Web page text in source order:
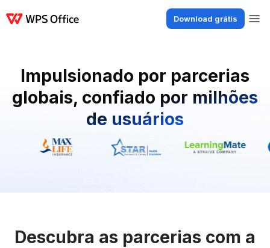
Download grátis
Impulsionado por parcerias
globais, confiado por milhões
de usuários
Descubra as parcerias com a